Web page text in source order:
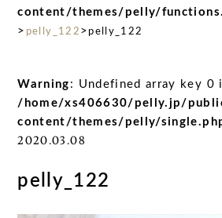
content/themes/pelly/
> pelly_122 > pelly_122
Warning : Undefined array key 0
/home/xs406630/pelly.jp/
content/themes/pelly/
2020.03.08
pelly_122